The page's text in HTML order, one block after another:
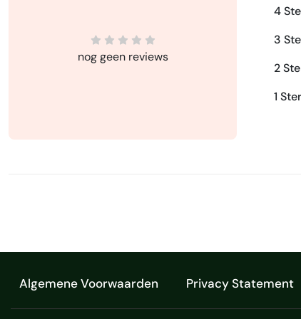
nog geen reviews
4
3
2
1
Algemene Voorwaarden Privacy Statement